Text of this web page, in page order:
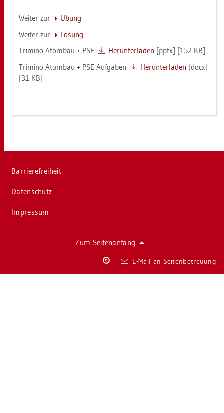
Wei­ter zur
Übung
Wei­ter zur
Lö­sung
Tri­mi­no Atom­bau + PSE:
Her­un­ter­la­den [pptx] [152 KB]
Tri­mi­no Atom­bau + PSE Auf­ga­ben:
Her­un­ter­la­den [docx]
[31 KB]
Bar­rie­re­frei­heit
Da­ten­schutz
Im­pres­sum
Zum Sei­ten­an­fang
E-Mail an Sei­ten­be­treu­ung
Co­